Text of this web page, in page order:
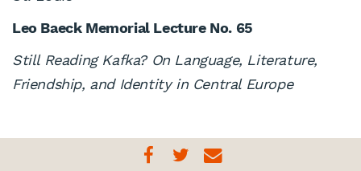
Leo Baeck Memorial Lecture No. 65
Still Reading Kafka? On Language, Literature,
Friendship, and Identity in Central Europe